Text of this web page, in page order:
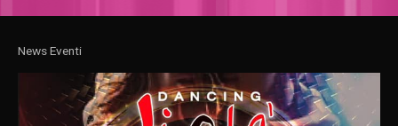
News Eventi